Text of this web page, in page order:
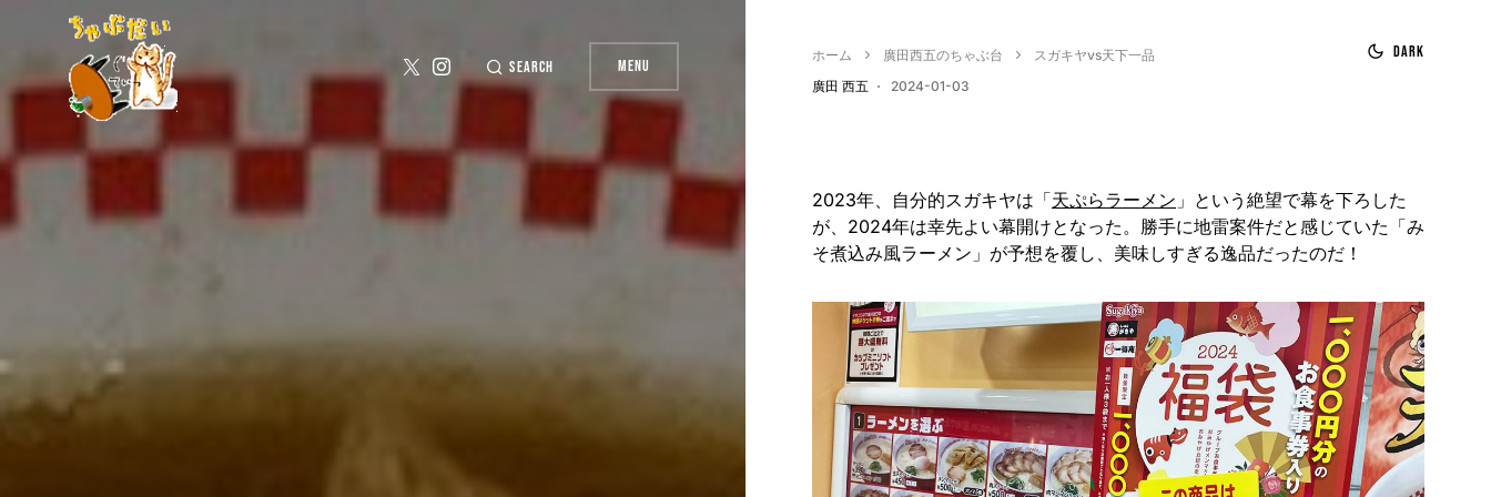
Search Menu
ホーム 廣田西五のちゃぶ台
スガキヤvs天下一品
廣田 西五
2024-01-03
Dark
2023年、自分的スガキヤは「天ぷらラーメン 」という絶望で幕を下ろした
が、2024年は幸先よい幕開けとなった。勝手に地雷案件だと感じていた「み
そ煮込み風ラーメン」が予想を覆し、美味しすぎる逸品だったのだ！